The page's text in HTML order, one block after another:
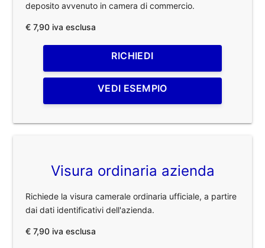
deposito avvenuto in camera di commercio.
€ 7,90 iva esclusa
RICHIEDI
VEDI ESEMPIO
Visura ordinaria azienda
Richiede la visura camerale ordinaria ufficiale, a partire
dai dati identificativi dell'azienda.
€ 7,90 iva esclusa